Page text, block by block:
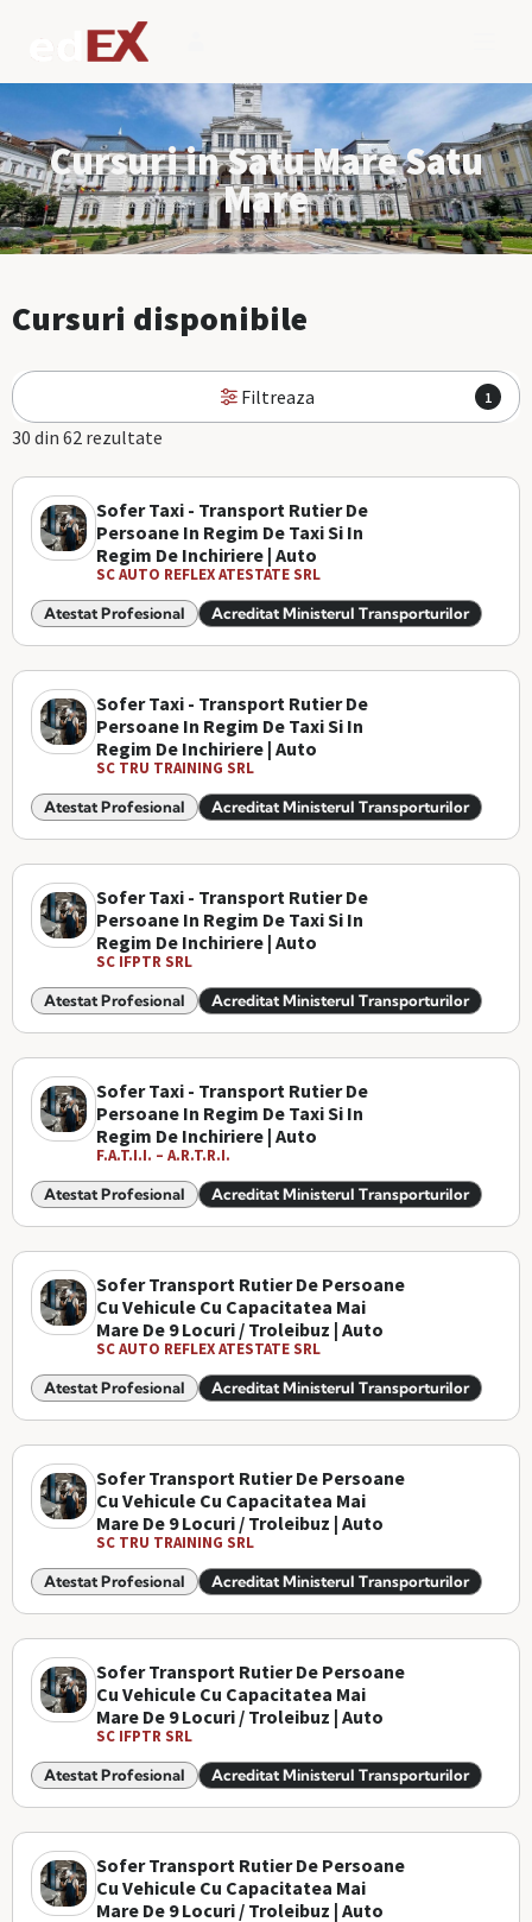
Cursuri in Satu Mare Satu
Mare
Cursuri disponibile
Filtreaza 1
30 din 62 rezultate
Sofer Taxi - Transport Rutier De
Persoane In Regim De Taxi Si In
Regim De Inchiriere | Auto
SC AUTO REFLEX ATESTATE SRL
Atestat Profesional Acreditat Ministerul Transporturilor
Sofer Taxi - Transport Rutier De
Persoane In Regim De Taxi Si In
Regim De Inchiriere | Auto
SC TRU TRAINING SRL
Atestat Profesional Acreditat Ministerul Transporturilor
Sofer Taxi - Transport Rutier De
Persoane In Regim De Taxi Si In
Regim De Inchiriere | Auto
SC IFPTR SRL
Atestat Profesional Acreditat Ministerul Transporturilor
Sofer Taxi - Transport Rutier De
Persoane In Regim De Taxi Si In
Regim De Inchiriere | Auto
F.A.T.I.I. – A.R.T.R.I.
Atestat Profesional Acreditat Ministerul Transporturilor
Sofer Transport Rutier De Persoane
Cu Vehicule Cu Capacitatea Mai
Mare De 9 Locuri / Troleibuz | Auto
SC AUTO REFLEX ATESTATE SRL
Atestat Profesional Acreditat Ministerul Transporturilor
Sofer Transport Rutier De Persoane
Cu Vehicule Cu Capacitatea Mai
Mare De 9 Locuri / Troleibuz | Auto
SC TRU TRAINING SRL
Atestat Profesional Acreditat Ministerul Transporturilor
Sofer Transport Rutier De Persoane
Cu Vehicule Cu Capacitatea Mai
Mare De 9 Locuri / Troleibuz | Auto
SC IFPTR SRL
Atestat Profesional Acreditat Ministerul Transporturilor
Sofer Transport Rutier De Persoane
Cu Vehicule Cu Capacitatea Mai
Mare De 9 Locuri / Troleibuz | Auto